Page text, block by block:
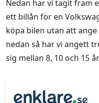
Nedan har vi tagit fram
ett billån för en
köpa bilen utan att
nedan så har vi angett
sig mellan 8, 10 och 15 år.